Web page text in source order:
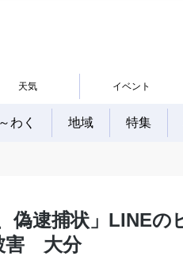
天気 イベント
わく 地域 特集
偽逮捕状」LINE
害 大分